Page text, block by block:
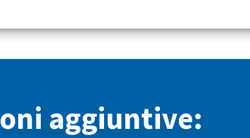
aggiuntive: